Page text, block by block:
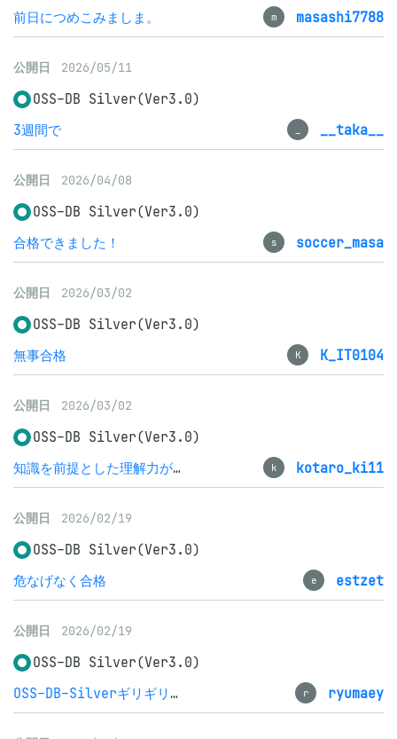
前日につめこみましま。
m masashi7788
公開日 2026/05/11
OSS-DB Silver(Ver3.0)
3週間で
__taka__
公開日 2026/04/08
OSS-DB Silver(Ver3.0)
合格できました！
s soccer_masa
公開日 2026/03/02
OSS-DB Silver(Ver3.0)
無事合格
K K_IT0104
公開日 2026/03/02
OSS-DB Silver(Ver3.0)
知識を前提とした理解力が問われる試験
k kotaro_ki11
公開日 2026/02/19
OSS-DB Silver(Ver3.0)
危なげなく合格
e estzet
公開日 2026/02/19
OSS-DB Silver(Ver3.0)
OSS‐DB‐Silverギリギリ滑り込み合格
r ryumaey